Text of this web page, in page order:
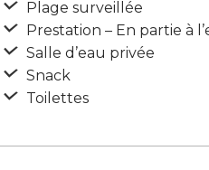
Plage surveillée
Prestation – En partie à
Salle d’eau privée
Snack
Toilettes